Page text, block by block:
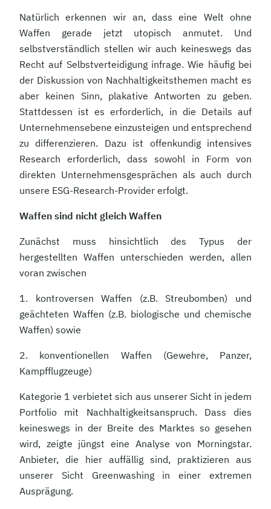
Natürlich erkennen wir an, dass eine Welt ohne
Waffen gerade jetzt utopisch anmutet. Und
selbstverständlich stellen wir auch keineswegs das
Recht auf Selbstverteidigung infrage. Wie häufig bei
der Diskussion von Nachhaltigkeitsthemen macht es
aber keinen Sinn, plakative Antworten zu geben.
Stattdessen ist es erforderlich, in die Details auf
Unternehmensebene einzusteigen und entsprechend
zu differenzieren. Dazu ist offenkundig intensives
Research erforderlich, dass sowohl in Form von
direkten Unternehmensgesprächen als auch durch
unsere ESG-Research-Provider erfolgt.
Waffen sind nicht gleich Waffen
Zunächst muss hinsichtlich des Typus der
hergestellten Waffen unterschieden werden, allen
voran zwischen
1. kontroversen Waffen (z.B. Streubomben) und
geächteten Waffen (z.B. biologische und chemische
Waffen) sowie
2. konventionellen Waffen (Gewehre, Panzer,
Kampfflugzeuge)
Kategorie 1 verbietet sich aus unserer Sicht in jedem
Portfolio mit Nachhaltigkeitsanspruch. Dass dies
keineswegs in der Breite des Marktes so gesehen
wird, zeigte jüngst eine Analyse von Morningstar.
Anbieter, die hier auffällig sind, praktizieren aus
unserer Sicht Greenwashing in einer extremen
Ausprägung.